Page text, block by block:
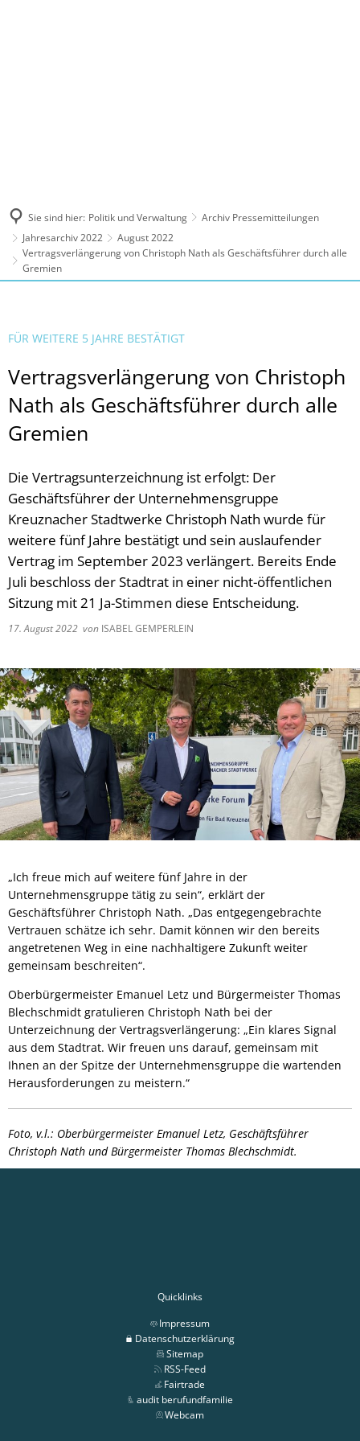
Sie sind hier: Politik und Verwaltung
Archiv Pressemitteilungen
Jahresarchiv 2022
August 2022
Vertragsverlängerung von Christoph Nath als Geschäftsführer durch alle
Gremien
FÜR WEITERE 5 JAHRE BESTÄTIGT
Vertragsverlängerung von Christoph
Nath als Geschäftsführer durch alle
Gremien
Die Vertragsunterzeichnung ist erfolgt: Der
Geschäftsführer der Unternehmensgruppe
Kreuznacher Stadtwerke Christoph Nath wurde für
weitere fünf Jahre bestätigt und sein auslaufender
Vertrag im September 2023 verlängert. Bereits Ende
Juli beschloss der Stadtrat in einer nicht-öffentlichen
Sitzung mit 21 Ja-Stimmen diese Entscheidung.
17. August 2022 von ISABEL GEMPERLEIN
„Ich freue mich auf weitere fünf Jahre in der
Unternehmensgruppe tätig zu sein“, erklärt der
Geschäftsführer Christoph Nath. „Das entgegengebrachte
Vertrauen schätze ich sehr. Damit können wir den bereits
angetretenen Weg in eine nachhaltigere Zukunft weiter
gemeinsam beschreiten“.
Oberbürgermeister Emanuel Letz und Bürgermeister Thomas
Blechschmidt gratulieren Christoph Nath bei der
Unterzeichnung der Vertragsverlängerung: „Ein klares Signal
aus dem Stadtrat. Wir freuen uns darauf, gemeinsam mit
Ihnen an der Spitze der Unternehmensgruppe die wartenden
Herausforderungen zu meistern.“
Foto, v.l.: Oberbürgermeister Emanuel Letz, Geschäftsführer
Christoph Nath und Bürgermeister Thomas Blechschmidt.
Quicklinks
Impressum
Datenschutzerklärung
Sitemap
RSS-Feed
Fairtrade
audit berufundfamilie
Webcam